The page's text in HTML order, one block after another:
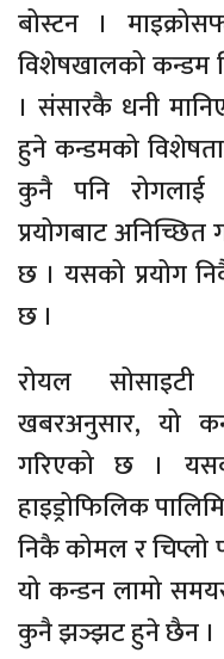
बोस्टन ।
विशेषखालको कन्डम
। संसारकै धनी
हुने कन्डमको
कुनै पनि
प्रयोगबाट
छ । यसको प्रयोग
छ ।
रोयल
खबरअनुसार, यो
गरिएको छ ।
हाइड्रोफिलिक
निकै कोमल र चिप्लो
यो कन्डन लामो
कुनै झञ्झट हुने छैन ।